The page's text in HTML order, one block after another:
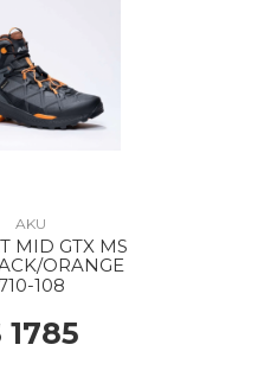
AKU
MID GTX MS
ORANGE
108
1785